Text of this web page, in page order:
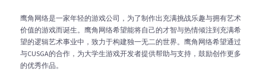
鹰角网络是一家年轻的游戏公司，为了制作出充满挑战乐趣与拥有艺术
价值的游戏而诞生。鹰角网络希望能将自己的才智与热情倾注到充满希
望的逻辑艺术事业中，致力于构建独一无二的世界。鹰角网络希望通过
与CUSGA的合作，为大学生游戏开发者提供帮助与支持，鼓励创作更多
的优秀作品。